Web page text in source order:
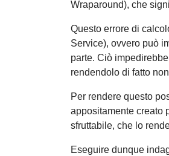
Wraparound), che
Questo errore di
Service), ovvero può
parte. Ciò
rendendolo di fatto
Per rendere questo
appositamente creato
sfruttabile, che lo
Eseguire dunque